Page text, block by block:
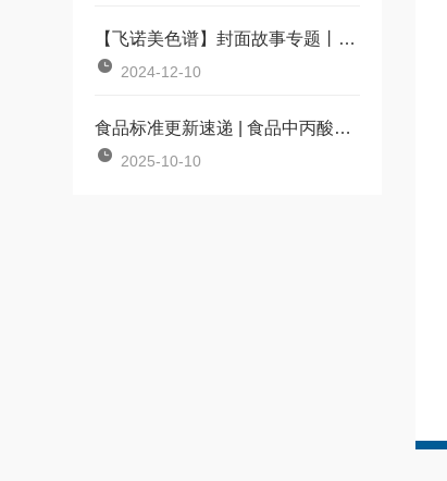
【飞诺美色谱】封面故事专题丨液质联用分析技术助力法医毒物鉴定
2024-12-10
食品标准更新速递 | 食品中丙酸及其盐的测定
2025-10-10